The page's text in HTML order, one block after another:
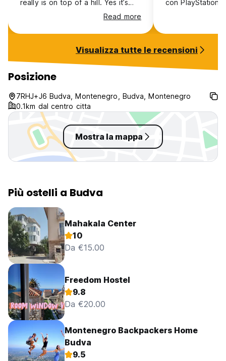
really is on top of a hill. Yes it’s
though, so my stay was nice. But I
had to take a taxi every time,
the fortress was so much below
us!
Read more
con PlayStation
Visualizza tutte le recensioni
Posizione
7RHJ+J6 Budva, Montenegro, Budva, Montenegro
0.1km dal centro citta
Mostra la mappa
Più ostelli a Budva
Mahakala Center
10
Da €15.00
Freedom Hostel
9.8
Da €20.00
Montenegro Backpackers Home
Budva
9.5